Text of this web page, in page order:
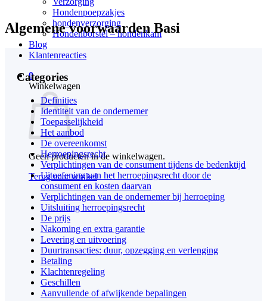
Hondenpoepzakjes
hondenverzorging
Hondenborstel – hondenkam
Blog
Klantenreacties
0
Winkelwagen
Geen producten in de winkelwagen.
Terug naar winkel
Algemene voorwaarden Basi
Categories
Definities
Identiteit van de ondernemer
Toepasselijkheid
Het aanbod
De overeenkomst
Herroepingsrecht
Verplichtingen van de consument tijdens de bedenktijd
Uitoefening van het herroepingsrecht door de
consument en kosten daarvan
Verplichtingen van de ondernemer bij herroeping
Uitsluiting herroepingsrecht
De prijs
Nakoming en extra garantie
Levering en uitvoering
Duurtransacties: duur, opzegging en verlenging
Betaling
Klachtenregeling
Geschillen
Aanvullende of afwijkende bepalingen